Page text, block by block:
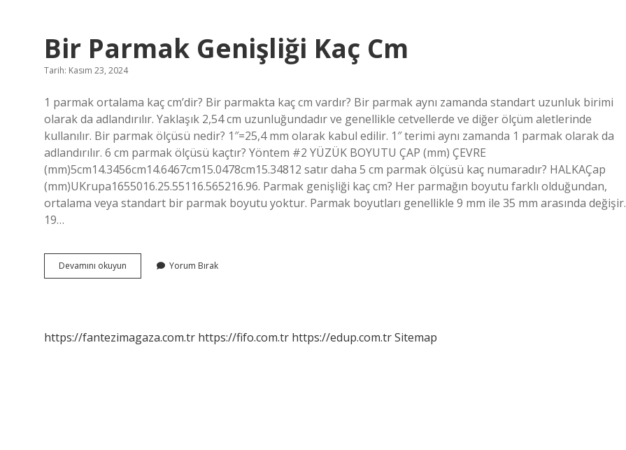
Bir Parmak Genişliği Kaç Cm
Tarih: Kasım 23, 2024
1 parmak ortalama kaç cm’dir? Bir parmakta kaç cm vardır? Bir parmak aynı zamanda standart uzunluk birimi
olarak da adlandırılır. Yaklaşık 2,54 cm uzunluğundadır ve genellikle cetvellerde ve diğer ölçüm aletlerinde
kullanılır. Bir parmak ölçüsü nedir? 1″=25,4 mm olarak kabul edilir. 1″ terimi aynı zamanda 1 parmak olarak da
adlandırılır. 6 cm parmak ölçüsü kaçtır? Yöntem #2 YÜZÜK BOYUTU ÇAP (mm) ÇEVRE
(mm)5cm14.3456cm14.6467cm15.0478cm15.34812 satır daha 5 cm parmak ölçüsü kaç numaradır? HALKAÇap
(mm)UKrupa1655016.25.55116.565216.96. Parmak genişliği kaç cm? Her parmağın boyutu farklı olduğundan,
ortalama veya standart bir parmak boyutu yoktur. Parmak boyutları genellikle 9 mm ile 35 mm arasında değişir.
19…
Devamını okuyun
Parmak
Yorum Bırak
https://fantezimagaza.com.tr https://fifo.com.tr https://edup.com.trSitemap